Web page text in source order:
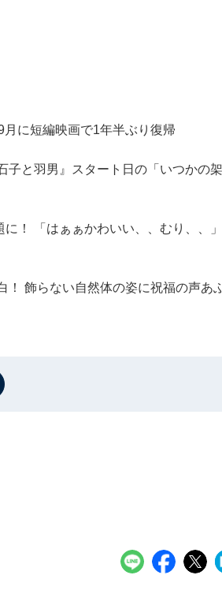
に短編映画で1年半ぶり復帰
子と羽男』スタート日の「いつかの
！ 「はぁぁかわいい、、むり、、」
！ 飾らない自然体の姿に祝福の声あ